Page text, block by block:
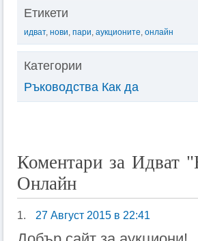
Етикети
идват, нови, пари, аукционите, онлайн
Категории
Ръководства Как да
Коментари за Идват
Онлайн
1. 27 Август 2015 в 22:41